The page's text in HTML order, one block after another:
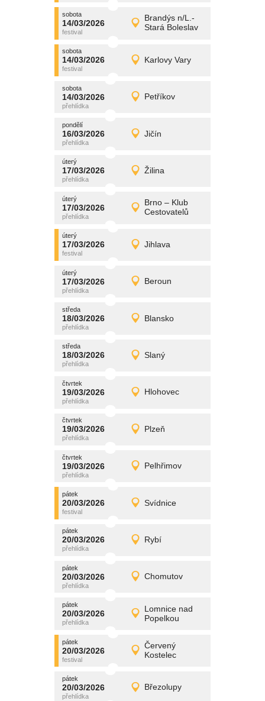
sobota
14/03/2026
Brandýs n/L.-
Stará Boleslav
sobota
14/03/2026 Detail
promítání
sobota
14/03/2026 Karlovy Vary
sobota
14/03/2026 Detail
promítání
sobota
14/03/2026 Petříkov
sobota
14/03/2026 Detail
promítání
pondělí
16/03/2026 Jičín
pondělí
16/03/2026 Detail
promítání
úterý
17/03/2026 Žilina
úterý
17/03/2026 Detail
promítání
úterý
17/03/2026
Brno – Klub
Cestovatelů
úterý
17/03/2026 Detail
promítání
úterý
17/03/2026 Jihlava
úterý
17/03/2026 Detail
promítání
úterý
17/03/2026 Beroun
úterý
17/03/2026 Detail
promítání
středa
18/03/2026 Blansko
středa
18/03/2026 Detail
promítání
středa
18/03/2026 Slaný
středa
18/03/2026 Detail
promítání
čtvrtek
19/03/2026 Hlohovec
čtvrtek
19/03/2026 Detail
promítání
čtvrtek
19/03/2026 Plzeň
čtvrtek
19/03/2026 Detail
promítání
čtvrtek
19/03/2026 Pelhřimov
čtvrtek
19/03/2026 Detail
promítání
pátek
20/03/2026 Svídnice
pátek
20/03/2026 Detail
promítání
pátek
20/03/2026 Rybí
pátek
20/03/2026 Detail
promítání
pátek
20/03/2026 Chomutov
pátek
20/03/2026 Detail
promítání
pátek
20/03/2026
Lomnice nad
Popelkou
pátek
20/03/2026 Detail
promítání
pátek
20/03/2026
Červený
Kostelec
pátek
20/03/2026 Detail
promítání
pátek
20/03/2026 Březolupy
pátek
20/03/2026 Detail
promítání